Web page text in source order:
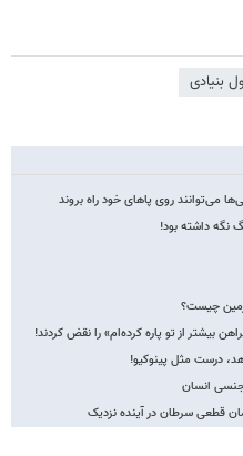
بنیادی
می‌توانند روی پاهای خود راه بروند
نگه داشته بود!
چیست؟
بیشتر از تو پاره کرده‌ام» را نقض کردند!
درست مثل پینوکیو!
جنسی انسان
قطعی سرطان در آینده نزدیک